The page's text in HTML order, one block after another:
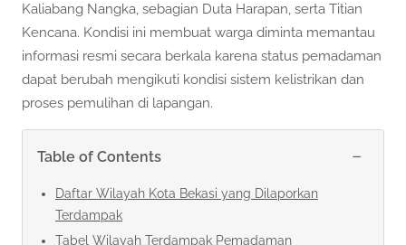
Kaliabang Nangka, sebagian Duta Harapan, serta Titian
Kencana. Kondisi ini membuat warga diminta memantau
informasi resmi secara berkala karena status pemadaman
dapat berubah mengikuti kondisi sistem kelistrikan dan
proses pemulihan di lapangan.
Table of Contents −
Daftar Wilayah Kota Bekasi yang Dilaporkan
Terdampak
Tabel Wilayah Terdampak Pemadaman